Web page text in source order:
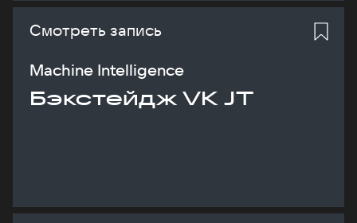
Смотреть запись
Machine Intelligence
Бэкстейдж VK JT